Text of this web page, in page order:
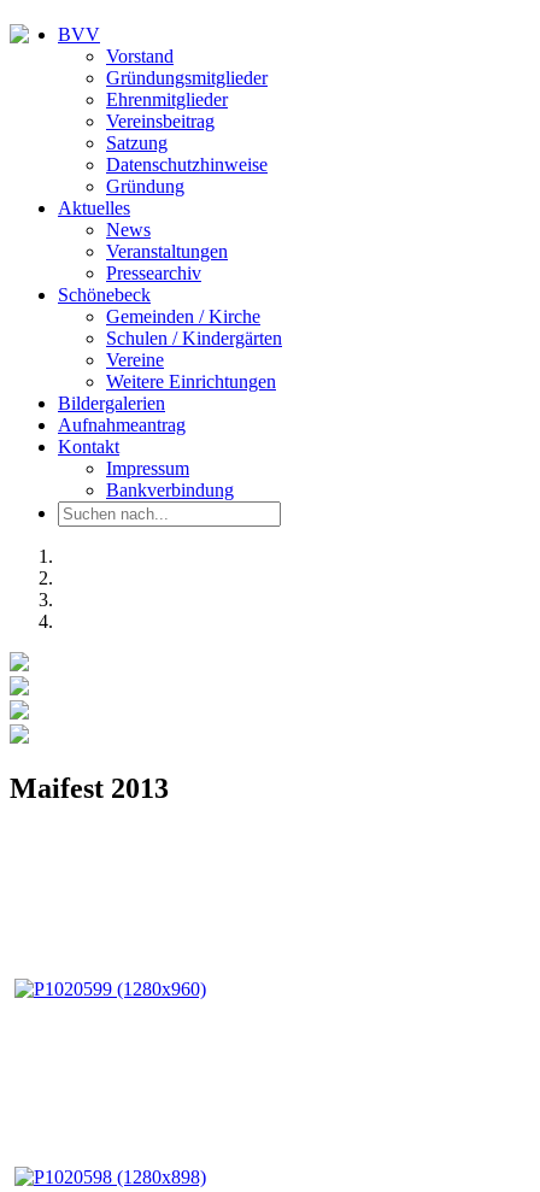
BVV
Vorstand
Gründungsmitglieder
Ehrenmitglieder
Vereinsbeitrag
Satzung
Datenschutzhinweise
Gründung
Aktuelles
News
Veranstaltungen
Pressearchiv
Schönebeck
Gemeinden / Kirche
Schulen / Kindergärten
Vereine
Weitere Einrichtungen
Bildergalerien
Aufnahmeantrag
Kontakt
Impressum
Bankverbindung
Maifest 2013